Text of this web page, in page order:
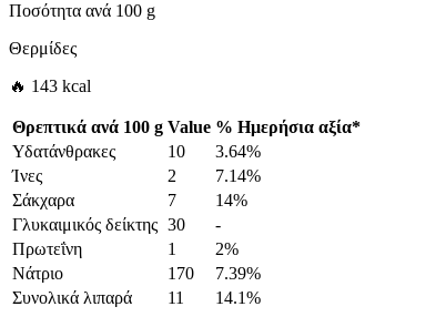
Ποσότητα ανά 100 g
Θερμίδες
🔥 143 kcal
Θρεπτικά ανά 100 g Value % Ημερήσια αξία*
Υδατάνθρακες
10
3.64%
Ίνες
2
7.14%
Σάκχαρα
7
14%
Γλυκαιμικός δείκτης 30
-
Πρωτεΐνη
1
2%
Νάτριο
170
7.39%
Συνολικά λιπαρά
11 14.1%